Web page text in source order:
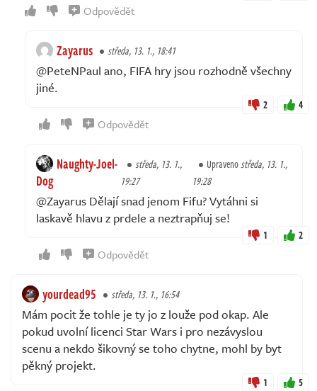
Odpovědět
Zayarus středa, 13. 1., 18:41
@PeteNPaul ano, FIFA hry jsou rozhodně všechny
jiné.
2 4
Odpovědět
Naughty-Joel-
Dog
středa, 13. 1.,
19:27
Upravenostředa, 13. 1.,
19:28
@Zayarus Dělají snad jenom Fifu? Vytáhni si
laskavě hlavu z prdele a neztrapňuj se!
1 2
Odpovědět
yourdead95 středa, 13. 1., 16:54
Mám pocit že tohle je ty jo z louže pod okap. Ale
pokud uvolní licenci Star Wars i pro nezávyslou
scenu a nekdo šikovný se toho chytne, mohl by byt
pěkný projekt.
1 5